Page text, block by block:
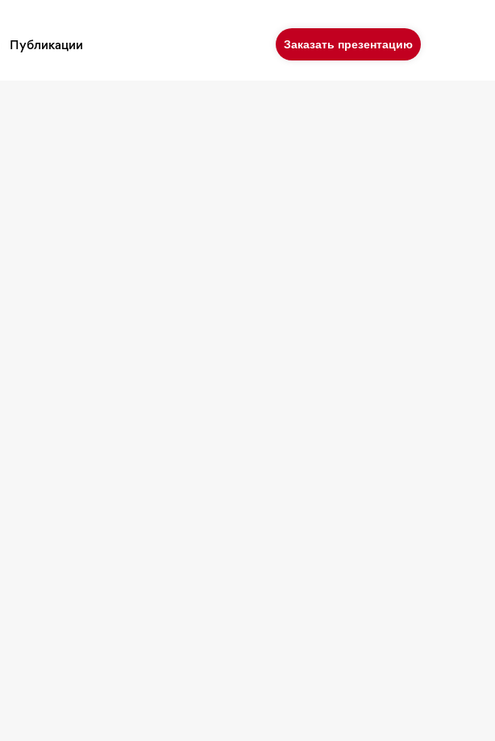
Заказать презентацию
Публикации